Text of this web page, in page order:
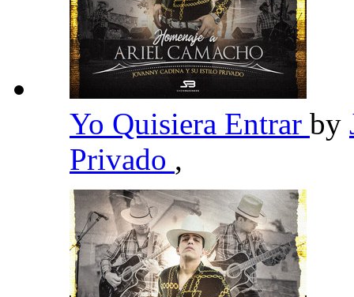
Yo Quisiera Entrar by
Privado ,